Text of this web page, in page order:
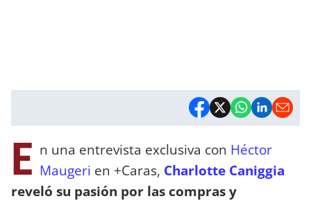
E n una entrevista exclusiva con Héctor
Maugeri en +Caras, Charlotte Caniggia
reveló su pasión por las compras y